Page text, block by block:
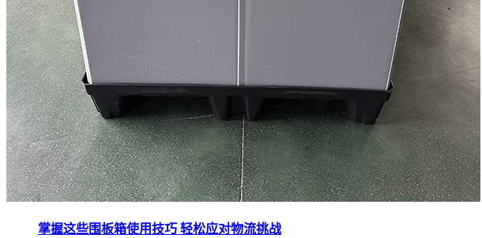
掌握这些围板箱使用技巧 轻松应对物流挑战